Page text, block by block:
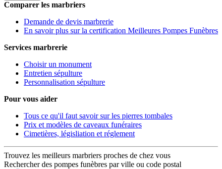
Comparer les marbriers
Demande de devis marbrerie
En savoir plus sur la certification Meilleures Pompes Funèbres
Services marbrerie
Choisir un monument
Entretien sépulture
Personnalisation sépulture
Pour vous aider
Tous ce qu'il faut savoir sur les pierres tombales
Prix et modèles de caveaux funéraires
Cimetières, législiation et réglement
Trouvez les meilleurs marbriers proches de chez vous
Rechercher des pompes funèbres par ville ou code postal